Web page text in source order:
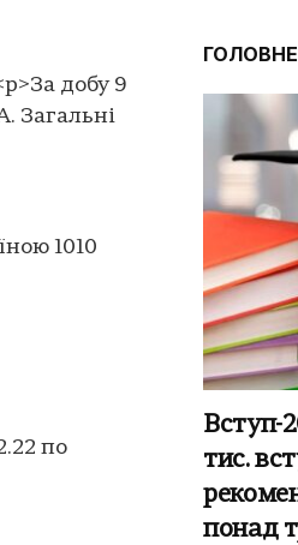
добу 9
Загальні
1010
по
Вступ-
тис.
понад